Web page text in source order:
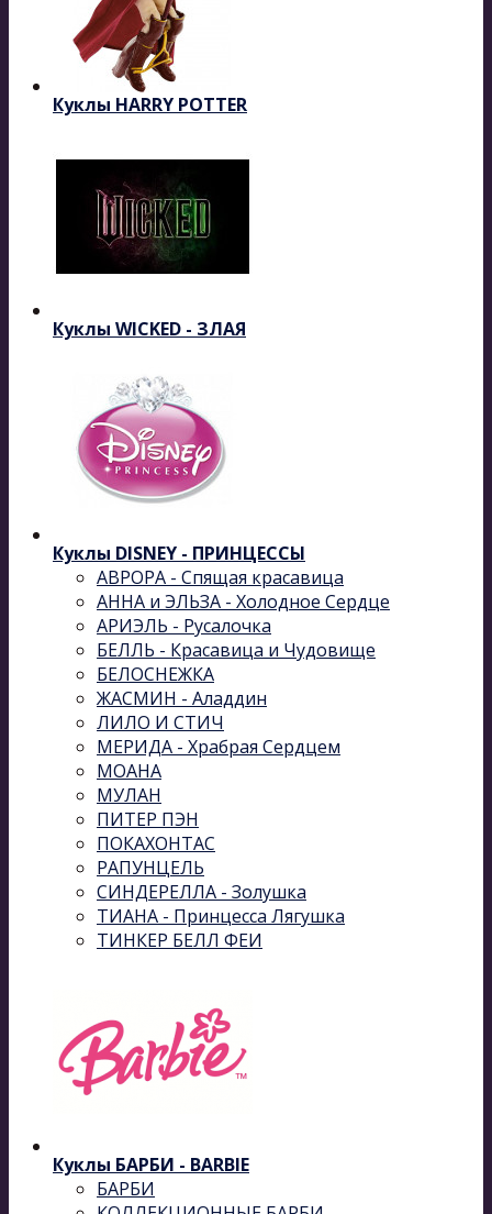
Куклы HARRY POTTER
Куклы WICKED - ЗЛАЯ
Куклы DISNEY - ПРИНЦЕССЫ
АВРОРА - Спящая красавица
АННА и ЭЛЬЗА - Холодное Сердце
АРИЭЛЬ - Русалочка
БЕЛЛЬ - Красавица и Чудовище
БЕЛОСНЕЖКА
ЖАСМИН - Аладдин
ЛИЛО И СТИЧ
МЕРИДА - Храбрая Сердцем
МОАНА
МУЛАН
ПИТЕР ПЭН
ПОКАХОНТАС
РАПУНЦЕЛЬ
СИНДЕРЕЛЛА - Золушка
ТИАНА - Принцесса Лягушка
ТИНКЕР БЕЛЛ ФЕИ
Куклы БАРБИ - BARBIE
БАРБИ